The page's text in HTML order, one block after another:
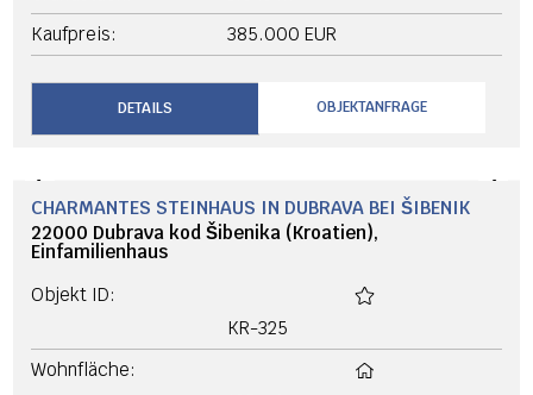
SUPER ANGEBOT! IDEALE WOHNUNG FÜR EINE GROSSE F
AMILIE!
8238 Nessebar (Bulgarien), Etagenwohnung
Zimmer:
Wohnfläche:
121 m²
Kaufpreis: